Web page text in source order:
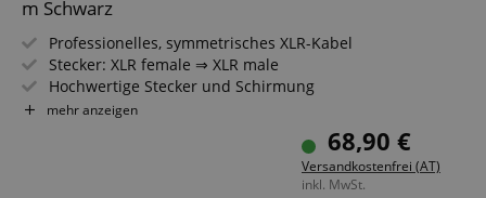
m Schwarz
Professionelles, symmetrisches XLR-Kabel
Stecker: XLR female ⇒ XLR male
Hochwertige Stecker und Schirmung
Länge: 100 m
mehr anzeigen
68,90 €
Versandkostenfrei (AT)
inkl. MwSt.